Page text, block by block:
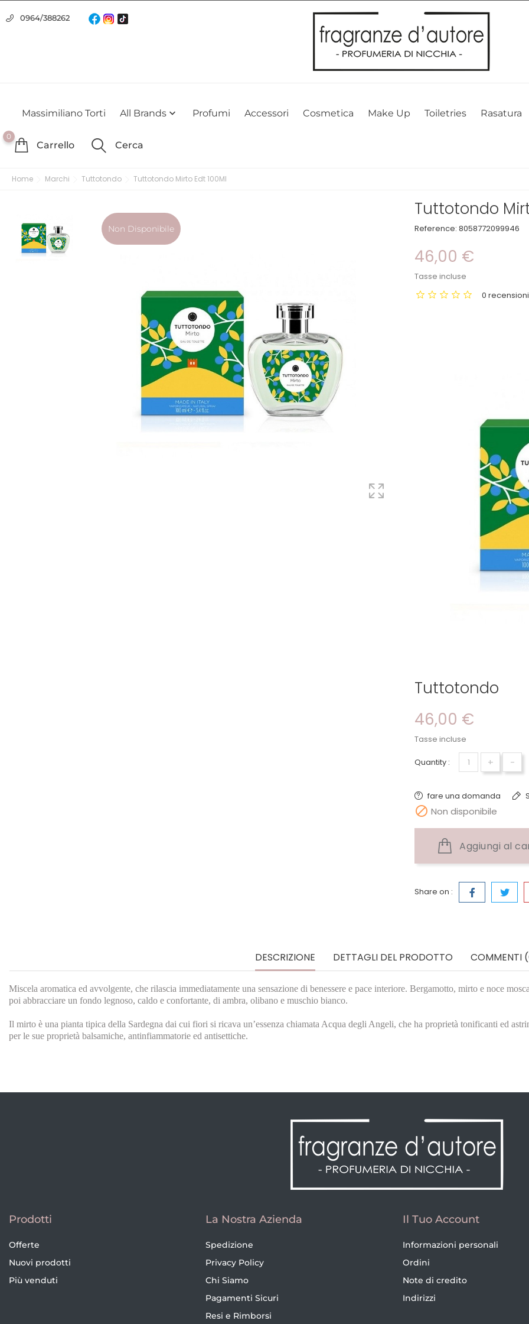
Usiamo i cookie
Utilizziamo i cookie per offrirti la migliore esperienza possibile sul nostro sito web. Cliccando su OK, acconsenti alla nostra politica
0964/388262
Massimiliano Torti All Brands  Profumi Accessori Cosmetica Make Up Toiletries Rasatura
0
Carrello Cerca
Home Marchi Tuttotondo Tuttotondo Mirto Edt 100Ml
Non Disponibile
Tuttotondo
Reference: 8058772099946
46,00 €
Tasse incluse
0
Tuttotondo
46,00 €
Tasse incluse
Quantity : + -
fare una domanda
 Non disponibile
Aggiungi al
Share on :
DESCRIZIONE DETTAGLI DEL PRODOTTO COMMENTI
Miscela aromatica ed avvolgente, che rilascia immediatamente una sensazione di benessere e pace interiore. Bergamotto, mirto e noce
poi abbracciare un fondo legnoso, caldo e confortante, di ambra, olibano e muschio bianco.
Il mirto è una pianta tipica della Sardegna dai cui fiori si ricava un’essenza chiamata Acqua degli Angeli, che ha proprietà tonificanti ed
per le sue proprietà balsamiche, antinfiammatorie ed antisettiche.
Prodotti
Offerte
Nuovi prodotti
Più venduti
La Nostra Azienda
Spedizione
Privacy Policy
Chi Siamo
Pagamenti Sicuri
Resi e Rimborsi
Il Tuo Account
Informazioni personali
Ordini
Note di credito
Indirizzi